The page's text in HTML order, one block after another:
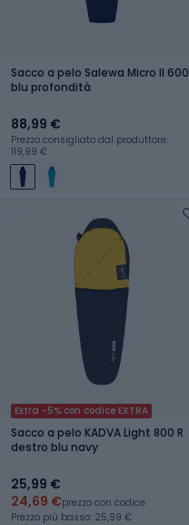
Sacco a pelo Salewa Micro II 600
blu profondità
88,99 €
Prezzo consigliato dal produttore:
119,99 €
Extra -5% con codice EXTRA
Sacco a pelo KADVA Light 800 R
destro blu navy
25,99 €
24,69 €prezzo con codice
Prezzo più basso: 25,99 €